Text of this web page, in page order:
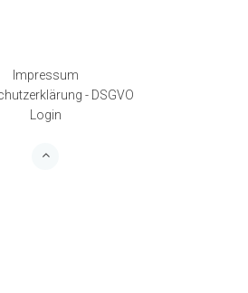
Impressum
- DSGVO
Login